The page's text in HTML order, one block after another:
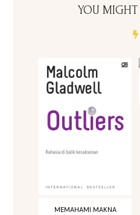
YOU
MEMAHAMI MAKNA